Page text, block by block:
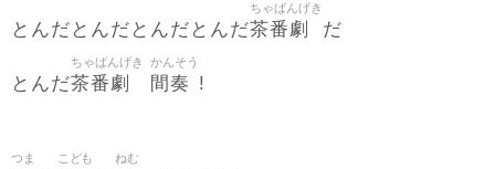
とんだとんだとんだとんだ茶番劇
ちゃばんげき
だ
とんだ茶番劇
ちゃばんげき
間奏
かんそう
!
つま こども ねむ